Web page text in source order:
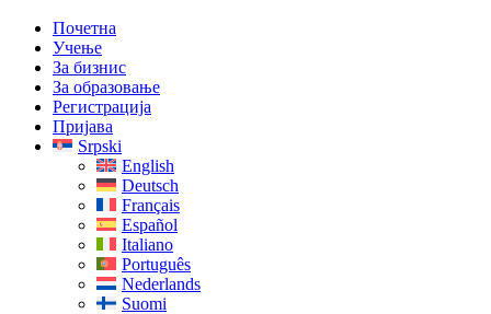
Почетна
Учење
За бизнис
За образовање
Регистрација
Пријава
Srpski
English
Deutsch
Français
Español
Italiano
Português
Nederlands
Suomi